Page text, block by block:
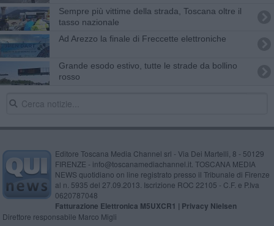
Sempre più vittime della strada, Toscana oltre il
tasso nazionale
Ad Arezzo la finale di Freccette elettroniche
Grande esodo estivo, tutte le strade da bollino
rosso
Editore Toscana Media Channel srl - Via Dei Martelli, 8 - 50129
FIRENZE - info@toscanamediachannel.it. TOSCANA MEDIA
NEWS quotidiano on line registrato presso il Tribunale di Firenze
al n. 5935 del 27.09.2013. Iscrizione ROC 22105 - C.F. e P.Iva
0620787048
Fatturazione Elettronica M5UXCR1 | Privacy Nielsen
Direttore responsabile Marco Migli